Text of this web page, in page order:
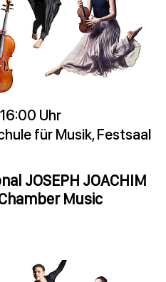
Uhr
für Musik, Festsaal
JOSEPH JOACHIM
Music